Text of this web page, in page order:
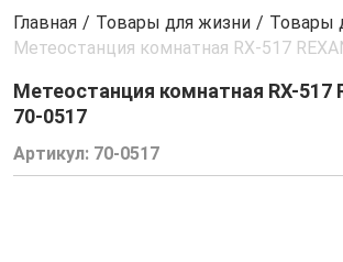
Главная / Товары для жизни / Товары
Метеостанция комнатная RX-517
Метеостанция комнатная RX-517
70-0517
Артикул: 70-0517